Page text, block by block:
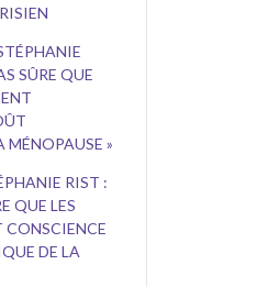
SÛRE QUE
»
RIST :
QUE LES
CONSCIENCE
DE LA